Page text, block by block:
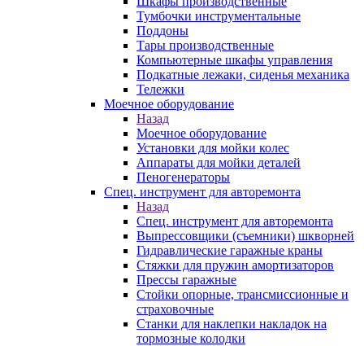
Тумбочки инструментальные
Поддоны
Тары производственные
Компьютерные шкафы управления
Подкатные лежаки, сиденья механика
Тележки
Моечное оборудование
Назад
Моечное оборудование
Установки для мойки колес
Аппараты для мойки деталей
Пеногенераторы
Спец. инструмент для авторемонта
Назад
Спец. инструмент для авторемонта
Выпрессовщики (съемники) шкворней
Гидравлические гаражные краны
Стяжки для пружин амортизаторов
Прессы гаражные
Стойки опорные, трансмиссионные и
страховочные
Станки для наклепки накладок на
тормозные колодки